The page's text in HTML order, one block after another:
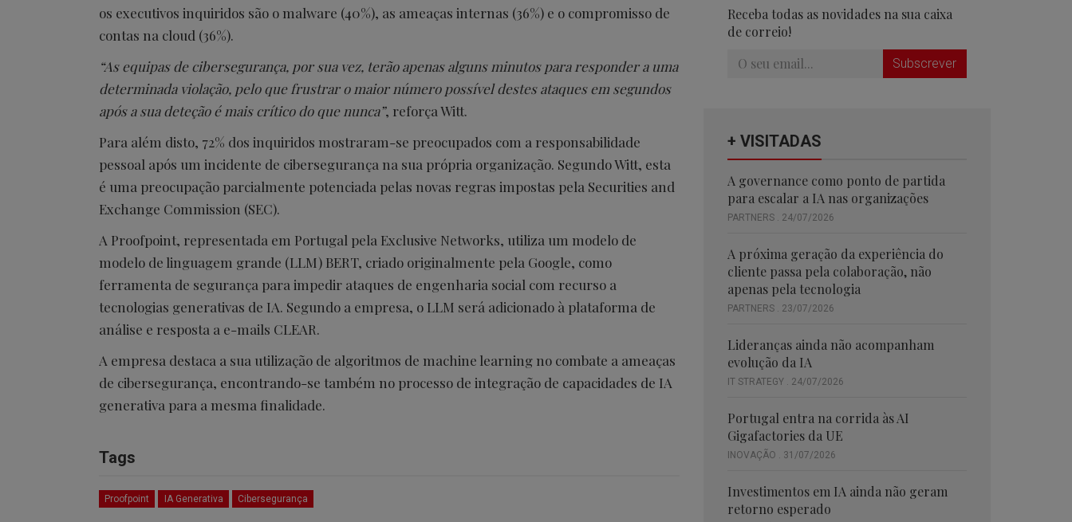
os executivos inquiridos são o malware (40%), as ameaças internas (36%) e o compromisso de
contas na cloud (36%).
“As equipas de cibersegurança, por sua vez, terão apenas alguns minutos para responder a uma
determinada violação, pelo que frustrar o maior número possível destes ataques em segundos
após a sua deteção é mais crítico do que nunca”, reforça Witt.
Para além disto, 72% dos inquiridos mostraram-se preocupados com a responsabilidade
pessoal após um incidente de cibersegurança na sua própria organização. Segundo Witt, esta
é uma preocupação parcialmente potenciada pelas novas regras impostas pela Securities and
Exchange Commission (SEC).
A Proofpoint, representada em Portugal pela Exclusive Networks, utiliza um modelo de
modelo de linguagem grande (LLM) BERT, criado originalmente pela Google, como
ferramenta de segurança para impedir ataques de engenharia social com recurso a
tecnologias generativas de IA. Segundo a empresa, o LLM será adicionado à plataforma de
análise e resposta a e-mails CLEAR.
A empresa destaca a sua utilização de algoritmos de machine learning no combate a ameaças
de cibersegurança, encontrando-se também no processo de integração de capacidades de IA
generativa para a mesma finalidade.
Tags
Proofpoint IA Generativa Cibersegurança
Receba todas as novidades na sua caixa
de correio!
Subscrever
+ VISITADAS
A governance como ponto de partida
para escalar a IA nas organizações
PARTNERS . 24/07/2026
A próxima geração da experiência do
cliente passa pela colaboração, não
apenas pela tecnologia
PARTNERS . 23/07/2026
Lideranças ainda não acompanham
evolução da IA
IT STRATEGY . 24/07/2026
Portugal entra na corrida às AI
Gigafactories da UE
INOVAÇÃO . 31/07/2026
Investimentos em IA ainda não geram
retorno esperado